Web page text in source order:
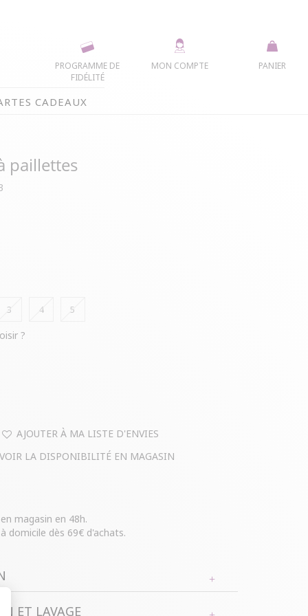
PANIER
MON COMPTE
PROGRAMME DE
FIDÉLITÉ
CADEAUX
paillettes
3 4 5
?
AJOUTER À MA LISTE D'ENVIES
VOIR LA DISPONIBILITÉ EN MAGASIN
magasin en 48h.
domicile dès 69€ d'achats.
ET LAVAGE